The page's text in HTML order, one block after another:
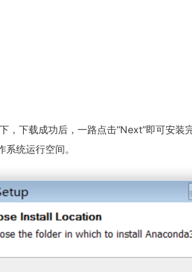
，下载成功后，一路点击“Next”即可安装
统运行空间。